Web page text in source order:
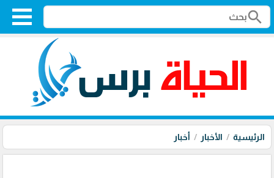
search
الرئيسية الأخبار أخبار